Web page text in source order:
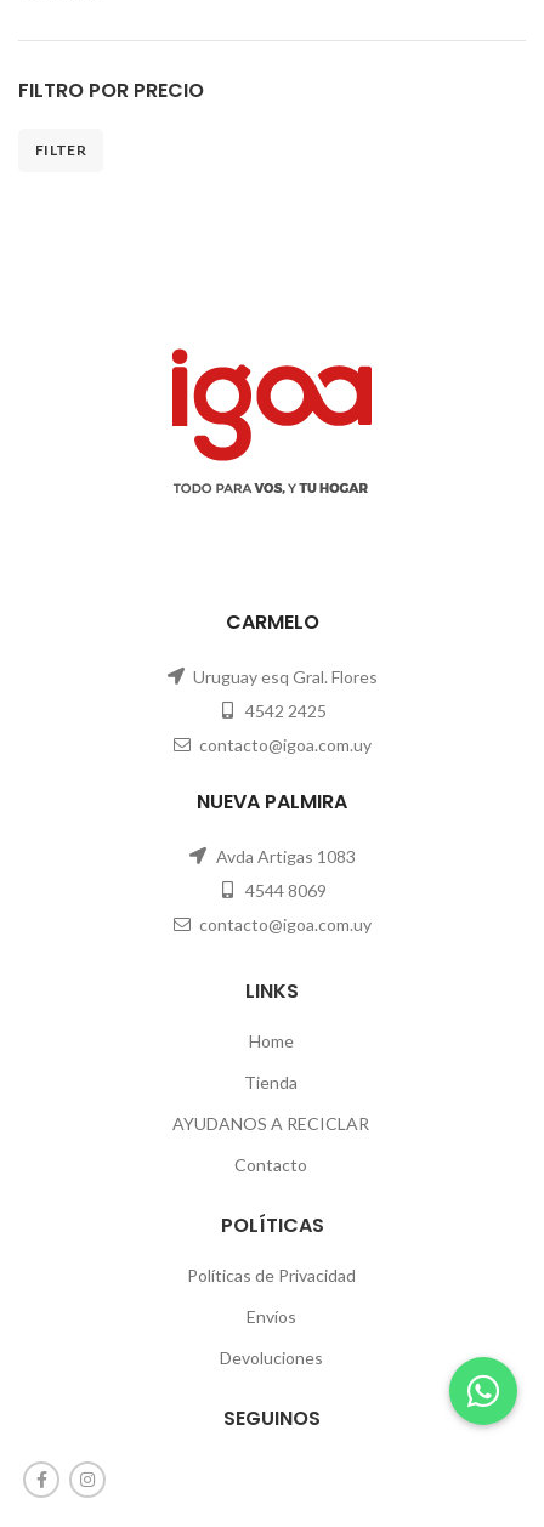
FILTRO POR PRECIO
FILTER
CARMELO
Uruguay esq Gral. Flores
4542 2425
contacto@igoa.com.uy
NUEVA PALMIRA
Avda Artigas 1083
4544 8069
contacto@igoa.com.uy
LINKS
Home
Tienda
AYUDANOS A RECICLAR
Contacto
POLÍTICAS
Políticas de Privacidad
Envíos
Devoluciones
SEGUINOS